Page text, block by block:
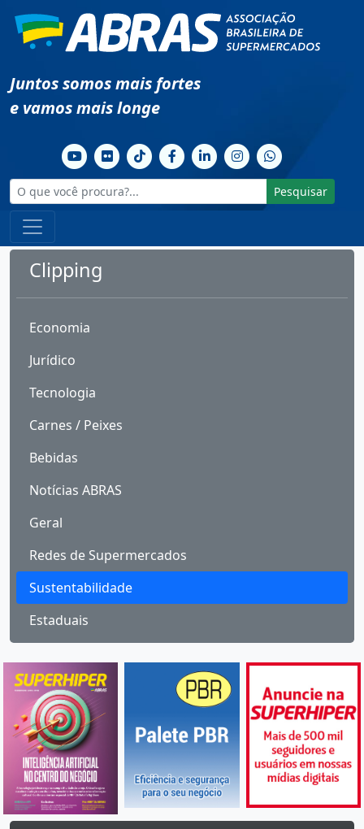
Juntos somos mais fortes
e vamos mais longe
Pesquisar
Clipping
Economia
Jurídico
Tecnologia
Carnes / Peixes
Bebidas
Notícias ABRAS
Geral
Redes de Supermercados
Sustentabilidade
Estaduais